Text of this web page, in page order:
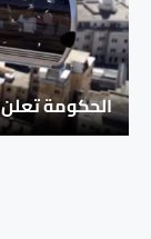
الحكومة